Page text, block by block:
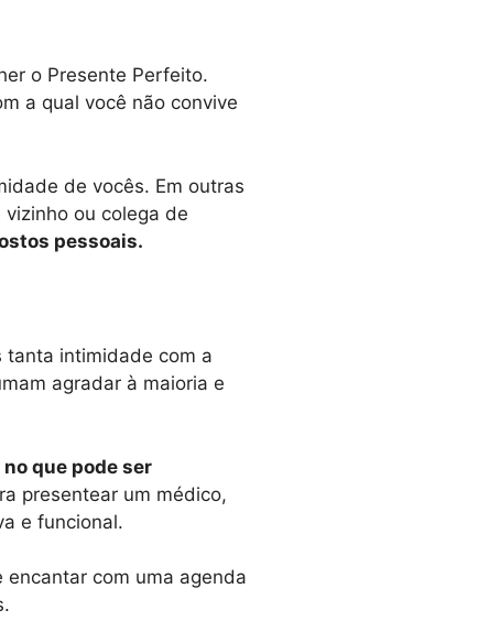
o Presente Perfeito.
a qual você não convive
de vocês. Em outras
ou colega de
pessoais.
tanta intimidade com a
agradar à maioria e
que pode ser
presentear um médico,
e funcional.
com uma agenda